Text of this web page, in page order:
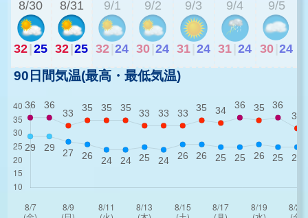
8/30
32|25
8/31
32|25
9/1
32 24
9/2
30 24
9/3
31 24
9/4
31 24
9/5
30 24
90日間気温(最高・最低気温)